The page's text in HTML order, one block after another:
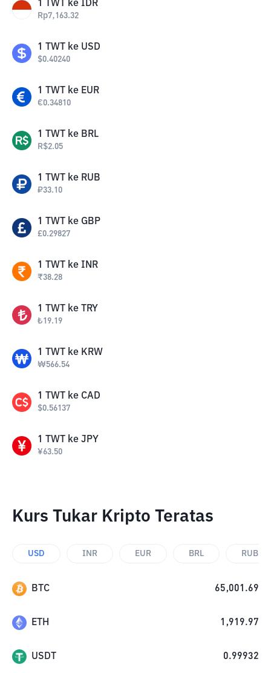
1 TWT ke IDR
Rp7,163.32
1 TWT ke USD
$0.40240
1 TWT ke EUR
€0.34810
1 TWT ke BRL
R$2.05
1 TWT ke RUB
₽33.10
1 TWT ke GBP
£0.29827
1 TWT ke INR
₹38.28
1 TWT ke TRY
₺19.19
1 TWT ke KRW
₩566.54
1 TWT ke CAD
$0.56137
1 TWT ke JPY
¥63.50
Kurs Tukar Kripto Teratas
USD INR EUR BRL RUB
BTC 65,001.69
ETH 1,919.97
USDT 0.99932